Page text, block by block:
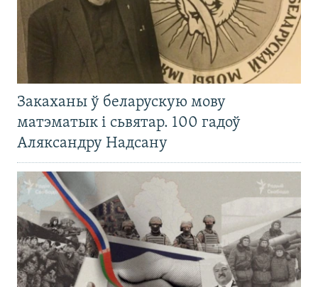
Закаханы ў беларускую мову
матэматык і сьвятар. 100 гадоў
Аляксандру Надсану